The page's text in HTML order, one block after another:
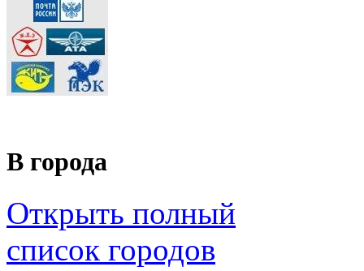
В города
Открыть полный
список городов